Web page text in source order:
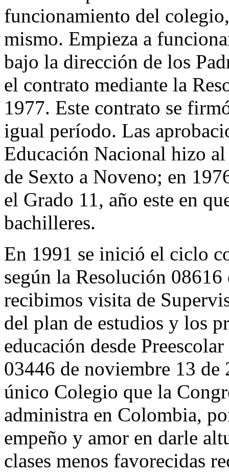
funcionamiento del
mismo. Empieza a
bajo la dirección de los
el contrato mediante la
1977. Este contrato se
igual período. Las
Educación Nacional hizo
de Sexto a Noveno; en
el Grado 11, año este en
bachilleres.
En 1991 se inició el ciclo
según la Resolución
recibimos visita de
del plan de estudios y los
educación desde
03446 de noviembre 13 de
único Colegio que la
administra en Colombia,
empeño y amor en darle
clases menos favorecidas